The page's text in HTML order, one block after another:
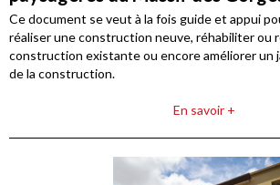
Ce document se veut à la fois guide et appui
réaliser une construction neuve, réhabiliter ou
construction existante ou encore améliorer un
de la construction.
En savoir +